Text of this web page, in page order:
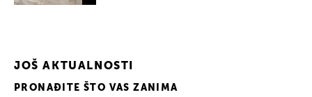
JOŠ AKTUALNOSTI
PRONAĐITE ŠTO VAS ZANIMA